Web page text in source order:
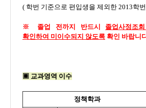
( 학번 기준으로 편입생을 제외한 2013학
※ 졸업 전까지 반드시 졸업사정조
확인하여 미이수되지 않도록 확인 바랍니
▣ 교과영역 이수
정책학과